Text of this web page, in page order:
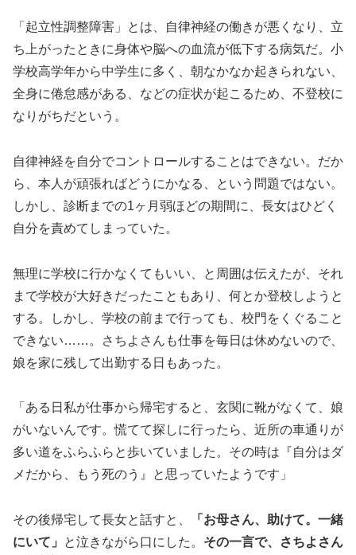
「起立性調整障害」とは、自律神経の働きが悪くなり、立
ち上がったときに身体や脳への血流が低下する病気だ。小
学校高学年から中学生に多く、朝なかなか起きられない、
全身に倦怠感がある、などの症状が起こるため、不登校に
なりがちだという。
自律神経を自分でコントロールすることはできない。だか
ら、本人が頑張ればどうにかなる、という問題ではない。
しかし、診断までの1ヶ月弱ほどの期間に、長女はひどく
自分を責めてしまっていた。
無理に学校に行かなくてもいい、と周囲は伝えたが、それ
まで学校が大好きだったこともあり、何とか登校しようと
する。しかし、学校の前まで行っても、校門をくぐること
できない……。さちよさんも仕事を毎日は休めないので、
娘を家に残して出勤する日もあった。
「ある日私が仕事から帰宅すると、玄関に靴がなくて、娘
がいないんです。慌てて探しに行ったら、近所の車通りが
多い道をふらふらと歩いていました。その時は『自分はダ
メだから、もう死のう』と思っていたようです」
その後帰宅して長女と話すと、
「お母さん、助けて。一緒
にいて」
と泣きながら口にした。 その一言で、さちよさん